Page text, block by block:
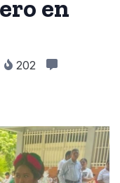
en
202